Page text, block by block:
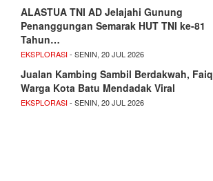
ALASTUA TNI AD Jelajahi Gunung
Penanggungan Semarak HUT TNI ke-81
Tahun…
EKSPLORASI- SENIN, 20 JUL 2026
Jualan Kambing Sambil Berdakwah, Faiq
Warga Kota Batu Mendadak Viral
EKSPLORASI- SENIN, 20 JUL 2026